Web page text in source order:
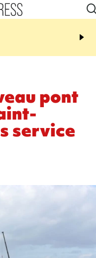
21:08
et Turquie scellent un
pont
service